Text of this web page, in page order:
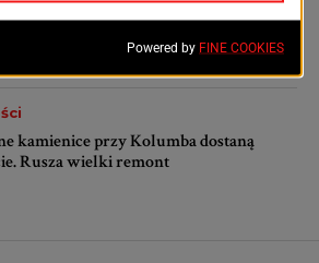
parkingowe przy Starkiewicza w
kamienice przy Kolumba dostaną
Rusza wielki remont